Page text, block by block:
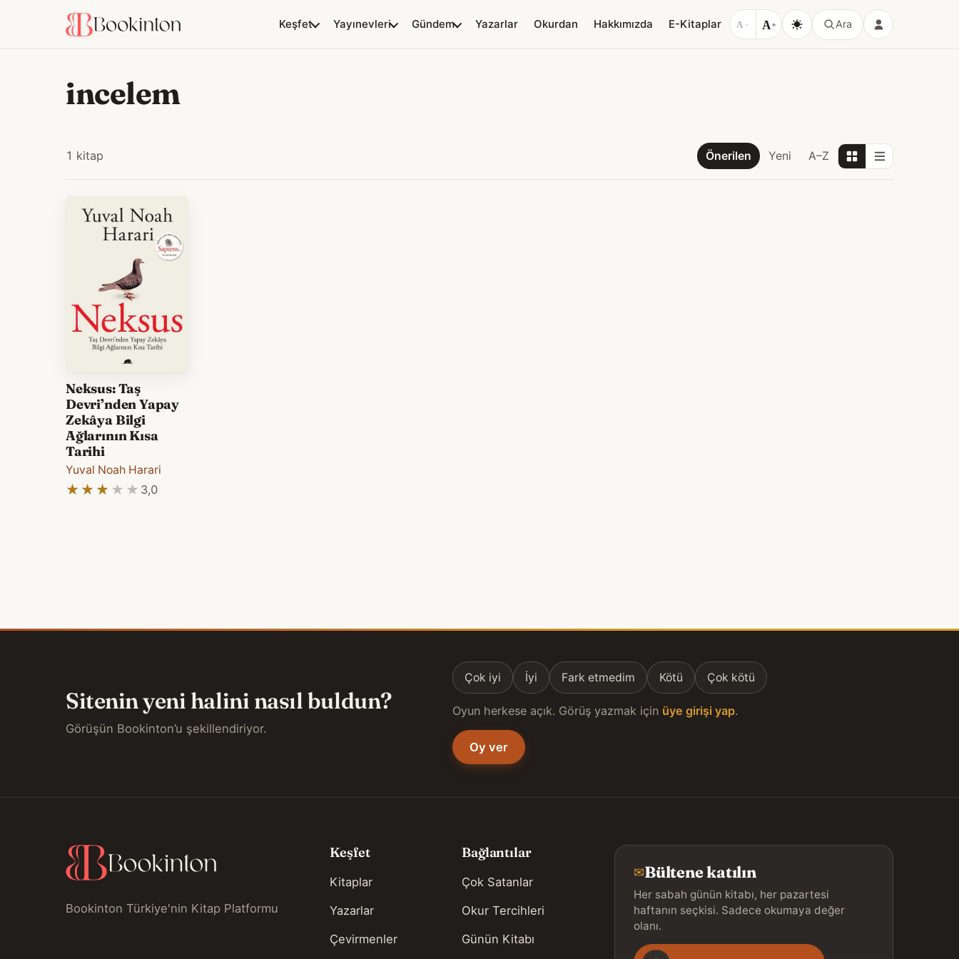
Keşfet Yayınevleri Gündem Yazarlar Okurdan Hakkımızda E-Kitaplar A − A+ Ara
incelem
1 kitap Önerilen Yeni A–Z
Neksus: Taş
Devri’nden Yapay
Zekâya Bilgi
Ağlarının Kısa
Tarihi
Yuval Noah Harari
★★★★★
★★★★★ 3,0
Sitenin yeni halini nasıl buldun?
Görüşün Bookinton’u şekillendiriyor.
Çok iyi İyi Fark etmedim Kötü Çok kötü
Oyun herkese açık. Görüş yazmak için üye girişi yap.
Oy ver
Bookinton Türkiye'nin Kitap Platformu
Keşfet
Kitaplar
Yazarlar
Çevirmenler
Bağlantılar
Çok Satanlar
Okur Tercihleri
Günün Kitabı
✉Bültene katılın
Her sabah günün kitabı, her pazartesi
haftanın seçkisi. Sadece okumaya değer
olanı.
Gönderim